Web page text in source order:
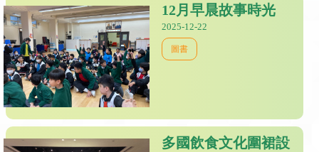
12月早晨故事時光
2025-12-22
圖書
多國飲食文化圍裙設